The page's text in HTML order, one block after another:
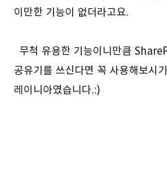
이만한 기능이 없더라고요.
무척 유용한 기능이니만큼
공유기를 쓰신다면 꼭 사용해보시
레이니아였습니다.:)